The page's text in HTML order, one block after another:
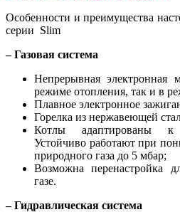
Особенности и преимущества
серии Slim
– Газовая система
Непрерывная электронная
режиме отопления, так и в
Плавное электронное
Горелка из нержавеющей
Котлы адаптированы к
Устойчиво работают при
природного газа до 5 мбар;
Возможна перенастройка
газе.
– Гидравлическая система